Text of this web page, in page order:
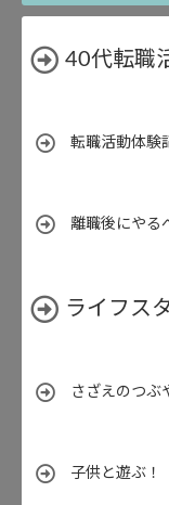
40代転職
転職活動体験
離職後にやる
ライフス
さざえのつぶ
子供と遊ぶ！